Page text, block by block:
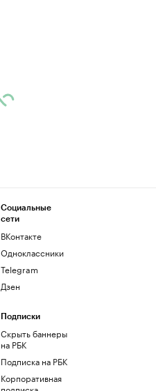
Социальные
сети
ВКонтакте
Одноклассники
Telegram
Дзен
Подписки
Скрыть баннеры
на РБК
Подписка на РБК
Корпоративная